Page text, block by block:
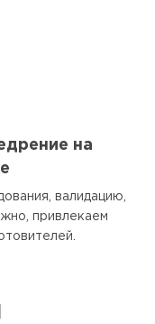
на
валидацию,
привлекаем